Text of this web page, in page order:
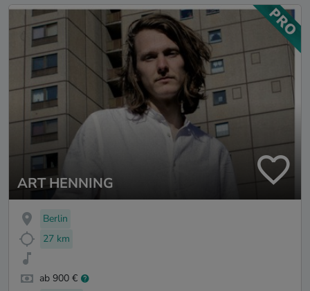
ART HENNING
Berlin
27 km
ab 900 €